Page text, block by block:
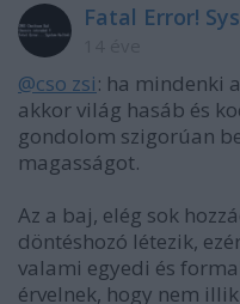
Fatal Error!
@cso zsi: ha mindenki
akkor világ hasáb és
gondolom szigorúan
magasságot.
Az a baj, elég sok
döntéshozó létezik,
valami egyedi és
érvelnek, hogy nem